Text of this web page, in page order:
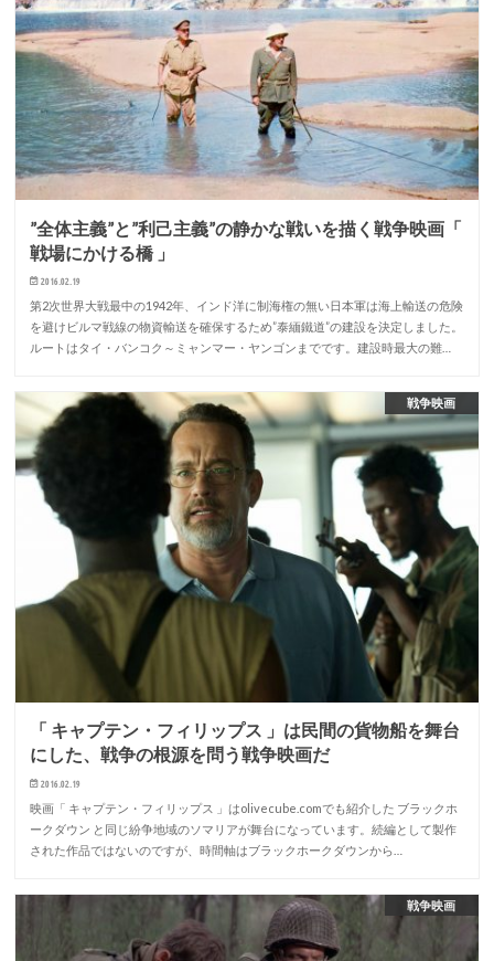
”全体主義”と”利己主義”の静かな戦いを描く戦争映画「
戦場にかける橋 」
2016.02.19
第2次世界大戦最中の1942年、インド洋に制海権の無い日本軍は海上輸送の危険
を避けビルマ戦線の物資輸送を確保するため”泰緬鐵道”の建設を決定しました。
ルートはタイ・バンコク～ミャンマー・ヤンゴンまでです。建設時最大の難…
戦争映画
「 キャプテン・フィリップス 」は民間の貨物船を舞台
にした、戦争の根源を問う戦争映画だ
2016.02.19
映画「 キャプテン・フィリップス 」はolivecube.comでも紹介した ブラックホ
ークダウン と同じ紛争地域のソマリアが舞台になっています。続編として製作
された作品ではないのですが、時間軸はブラックホークダウンから…
戦争映画